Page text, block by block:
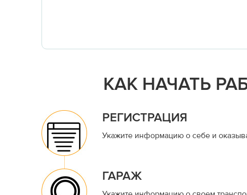
КАК НАЧАТЬ
РЕГИСТРАЦИЯ
Укажите информацию о себе и
ГАРАЖ